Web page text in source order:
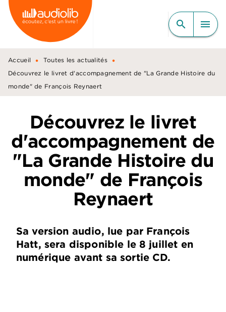
MENU RECHERCHE
CONTENU
PIED DE PAGE
search menu
Accueil • Toutes les actualités •
Découvrez le livret d'accompagnement de "La Grande Histoire du
monde" de François Reynaert
Découvrez le livret
d'accompagnement de
"La Grande Histoire du
monde" de François
Reynaert
Sa version audio, lue par François
Hatt, sera disponible le 8 juillet en
numérique avant sa sortie CD.